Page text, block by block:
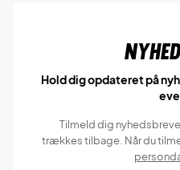
Hold dig opdateret på
Tilmeld dig
trækkes tilbage. Når du